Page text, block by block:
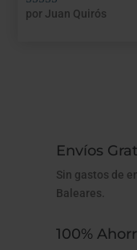
Valorado con
por Juan Quirós
Envíos
Sin gastos de
Baleares.
100%